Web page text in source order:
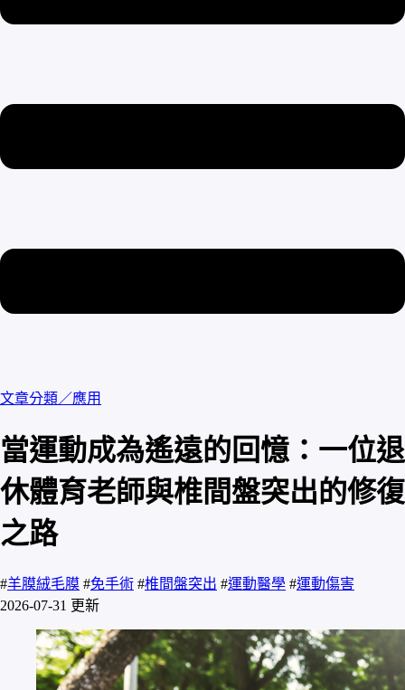
文章分類／應用
當運動成為遙遠的回憶：一位退
休體育老師與椎間盤突出的修復
之路
#羊膜絨毛膜 #免手術 #椎間盤突出 #運動醫學 #運動傷害
2026-07-31 更新